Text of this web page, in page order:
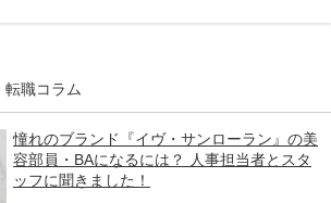
転職コラム
憧れのブランド『イヴ・サンローラン』の美
容部員・BAになるには？ 人事担当者とスタ
ッフに聞きました！